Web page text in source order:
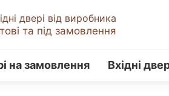
двері від виробника
та під замовлення
на замовлення Вхідні